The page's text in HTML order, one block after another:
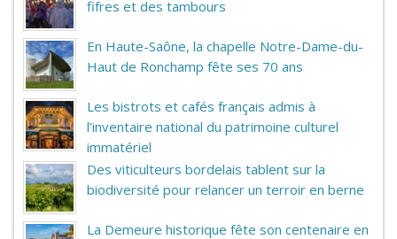
fifres et des tambours
En Haute-Saône, la chapelle Notre-Dame-du-
Haut de Ronchamp fête ses 70 ans
Les bistrots et cafés français admis à
l’inventaire national du patrimoine culturel
immatériel
Des viticulteurs bordelais tablent sur la
biodiversité pour relancer un terroir en berne
La Demeure historique fête son centenaire en